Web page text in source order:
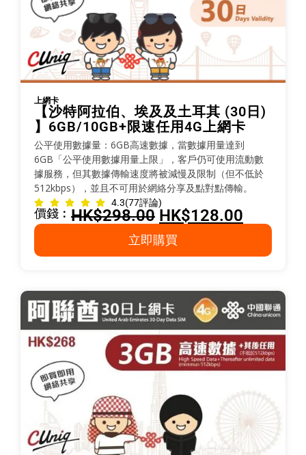
上網卡
【沙特阿拉伯、埃及及土耳其 (30日)
】6GB/10GB+限速任用4G上網卡
公平使用數據量：6GB高速數據，當數據用量達到
6GB「公平使用數據用量上限」，客戶仍可使用流動數
據服務，但其數據傳輸速度將被減慢及限制（但不低於
512kbps），並且不可用於網絡分享及點對點傳輸。
4.3(77評論)
價錢︰ HK$298.00 HK$128.00
立即購買